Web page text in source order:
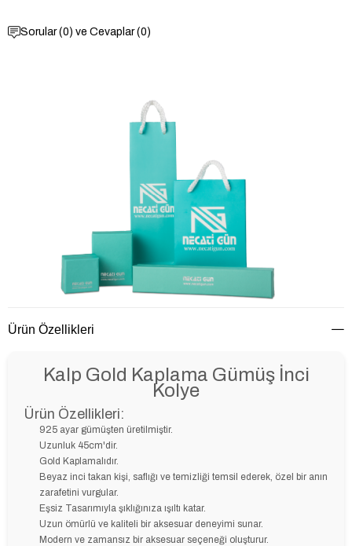
Sorular (0) ve Cevaplar (0)
Ürün Özellikleri
Kalp Gold Kaplama Gümüş İnci
Kolye
Ürün Özellikleri:
925 ayar gümüşten üretilmiştir.
Uzunluk 45cm'dir.
Gold Kaplamalıdır.
Beyaz inci takan kişi, saflığı ve temizliği temsil ederek, özel bir anın
zarafetini vurgular.
Eşsiz Tasarımıyla şıklığınıza ışıltı katar.
Uzun ömürlü ve kaliteli bir aksesuar deneyimi sunar.
Modern ve zamansız bir aksesuar seçeneği oluşturur.